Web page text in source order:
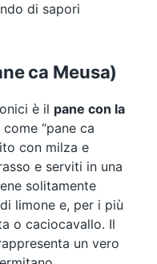
di sapori
ca Meusa)
è il pane con la
“pane ca
con milza e
e serviti in una
solitamente
limone e, per i più
o caciocavallo. Il
un vero